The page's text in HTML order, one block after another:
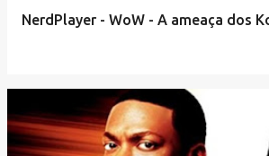
NerdPlayer - WoW - A ameaça dos